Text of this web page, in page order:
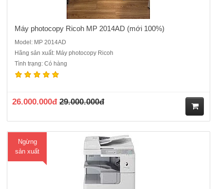
Máy photocopy Ricoh MP 2014AD (mới 100%)
Model: MP 2014AD
Hãng sản xuất: Máy photocopy Ricoh
Tình trạng: Có hàng
26.000.000đ 29.000.000đ
Ngừng
sản xuất
Máy photocopy Canon iR2525W là model thay thế cho mã cũ
iR2525.Chức năng chuẩn: Copy – In mạng – Scan màu mạng.Tốc độ